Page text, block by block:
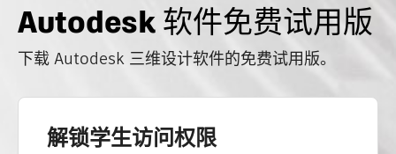
Autodesk 软件免费试用版
下载 Autodesk 三维设计软件的免费试用版。
解锁学生访问权限